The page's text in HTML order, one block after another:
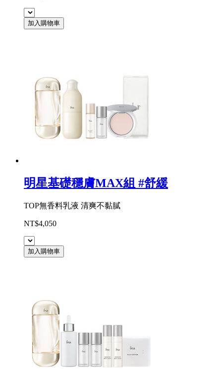
加入購物車
明星基礎穩膚MAX組 #舒緩
TOP無香料乳液 清爽不黏膩
NT$4,050
加入購物車